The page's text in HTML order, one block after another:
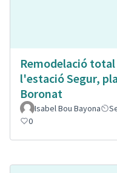
Remodelació total
l'estació Segur,
Boronat
Isabel Bou Bayona
0